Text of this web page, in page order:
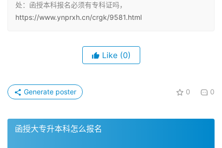
高中起点的高升专，另一种是以专科为起点的专升本。如果
您没有专科毕业证书，那么您无法直接报考专升本。
在报名时与招生老师沟通，看看是否可以报名。请注意，高
普通专升本和成人教育专升本的区别
处：函授本科报名必须有专科证吗，
https://www.ynprxh.cn/crgk/9581.html
Like (0)
0 0
Generate poster
函授大专升本科怎么报名